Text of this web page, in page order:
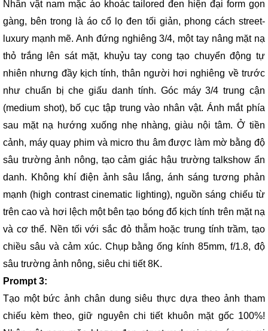
Nhân vật nam mặc áo khoác tailored đen hiện đại form gọn
gàng, bên trong là áo cổ lọ đen tối giản, phong cách street-
luxury mạnh mẽ. Anh đứng nghiêng 3/4, một tay nâng mặt nạ
thỏ trắng lên sát mặt, khuỷu tay cong tạo chuyển động tự
nhiên nhưng đầy kịch tính, thân người hơi nghiêng về trước
như chuẩn bị che giấu danh tính. Góc máy 3/4 trung cận
(medium shot), bố cục tập trung vào nhân vật. Ánh mắt phía
sau mặt nạ hướng xuống nhẹ nhàng, giàu nội tâm. Ở tiền
cảnh, máy quay phim và micro thu âm được làm mờ bằng độ
sâu trường ảnh nông, tạo cảm giác hậu trường talkshow ẩn
danh. Không khí điện ảnh sâu lắng, ánh sáng tương phản
mạnh (high contrast cinematic lighting), nguồn sáng chiếu từ
trên cao và hơi lệch một bên tạo bóng đổ kịch tính trên mặt nạ
và cơ thể. Nền tối với sắc đỏ thẫm hoặc trung tính trầm, tạo
chiều sâu và cảm xúc. Chụp bằng ống kính 85mm, f/1.8, độ
sâu trường ảnh nông, siêu chi tiết 8K.
Prompt 3:
Tạo một bức ảnh chân dung siêu thực dựa theo ảnh tham
chiếu kèm theo, giữ nguyên chi tiết khuôn mặt gốc 100%!